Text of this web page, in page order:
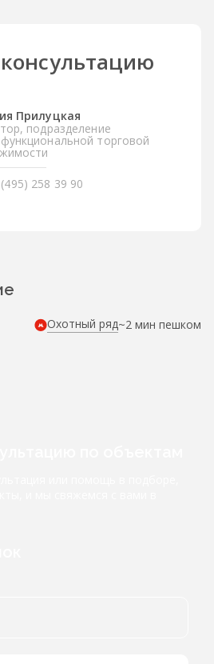
Прилуцкая
подразделение
торговой
258 39 90
Охотный ряд~2 мин пешком